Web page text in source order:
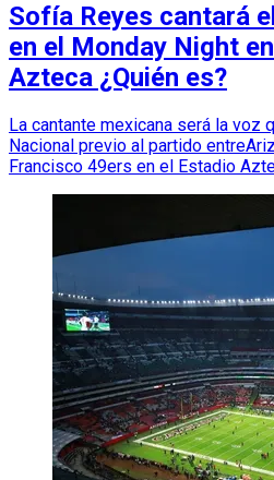
Sofía Reyes cantará
en el Monday Night
Azteca ¿Quién es?
La cantante mexicana será la voz
Nacional previo al partido
Francisco 49ers en el Estadio